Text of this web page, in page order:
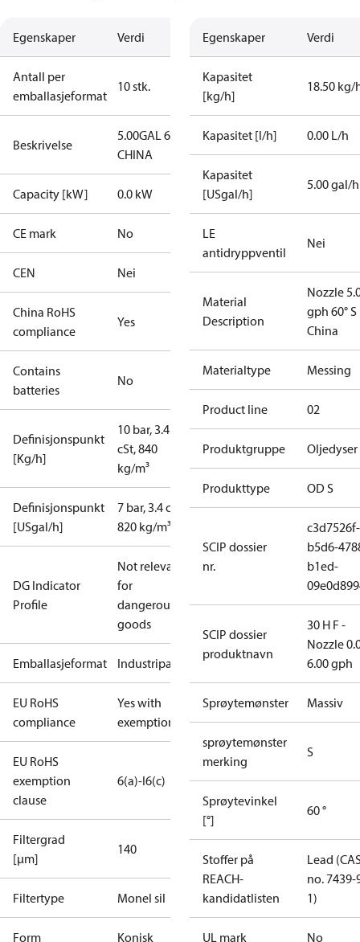
Egenskaper Verdi
Antall per
emballasjeformat
10 stk.
Beskrivelse
5.00GAL 60S
CHINA
Capacity [kW] 0.0 kW
CE mark No
CEN Nei
China RoHS
compliance
Yes
Contains
batteries
No
Definisjonspunkt
[Kg/h]
10 bar, 3.4
cSt, 840
kg/m³
Definisjonspunkt
[USgal/h]
7 bar, 3.4 cSt,
820 kg/m³
DG Indicator
Profile
Not relevant
for
dangerous
goods
Emballasjeformat Industripakning
EU RoHS
compliance
Yes with
exemptions
EU RoHS
exemption
clause
6(a)-I6(c)
Filtergrad
[µm]
140
Filtertype Monel sil
Form Konisk
Egenskaper Verdi
Kapasitet
[kg/h]
18.50 kg/
Kapasitet [l/h] 0.00 L/h
Kapasitet
[USgal/h]
5.00 gal/h
LE
antidryppventil
Nei
Material
Description
Nozzle
gph 60° S
China
Materialtype Messing
Product line 02
Produktgruppe Oljedyser
Produkttype OD S
SCIP dossier
nr.
c3d7526f-
b5d6-
b1ed-
SCIP dossier
produktnavn
30 H F -
Nozzle
6.00 gph
Sprøytemønster Massiv
sprøytemønster
merking
S
Sprøytevinkel
[°]
60 °
Stoffer på
REACH-
kandidatlisten
Lead
no. 7439-
1)
UL mark No